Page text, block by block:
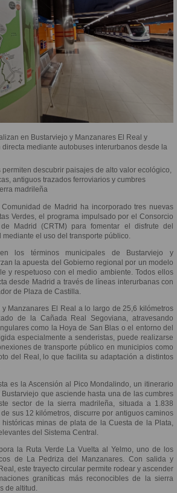
en Bustarviejo y Manzanares El Real y
mediante autobuses interurbanos desde la
permiten descubrir paisajes de alto valor ecológico,
antiguos trazados ferroviarios y cumbres
madrileña
Comunidad de Madrid ha incorporado tres nuevas
Verdes, el programa impulsado por el Consorcio
Madrid (CRTM) para fomentar el disfrute del
el uso del transporte público.
los términos municipales de Bustarviejo y
la apuesta del Gobierno regional por un modelo
y respetuoso con el medio ambiente. Todos ellos
desde Madrid a través de líneas interurbanas con
de Plaza de Castilla.
Manzanares El Real a lo largo de 25,6 kilómetros
de la Cañada Real Segoviana, atravesando
como la Hoya de San Blas o el entorno del
especialmente a senderistas, puede realizarse
de transporte público en municipios como
del Real, lo que facilita su adaptación a distintos
es la Ascensión al Pico Mondalindo, un itinerario
que asciende hasta una de las cumbres
sector de la sierra madrileña, situada a 1.838
sus 12 kilómetros, discurre por antiguos caminos
minas de plata de la Cuesta de la Plata,
del Sistema Central.
la Ruta Verde La Vuelta al Yelmo, uno de los
de La Pedriza del Manzanares. Con salida y
este trayecto circular permite rodear y ascender
graníticas más reconocibles de la sierra
de altitud.